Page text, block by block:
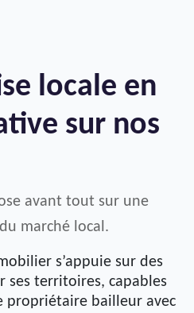
locale en
sur nos
avant tout sur une
marché local.
s’appuie sur des
ses territoires, capables
propriétaire bailleur avec